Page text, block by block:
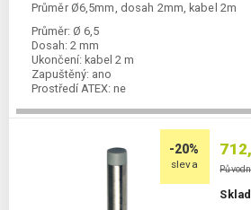
Průměr Ø6,5mm, dosah 2mm, kabel 2m
Průměr: Ø 6,5
Dosah: 2 mm
Ukončení: kabel 2 m
Zapuštěný: ano
Prostředí ATEX: ne
-20%
sleva